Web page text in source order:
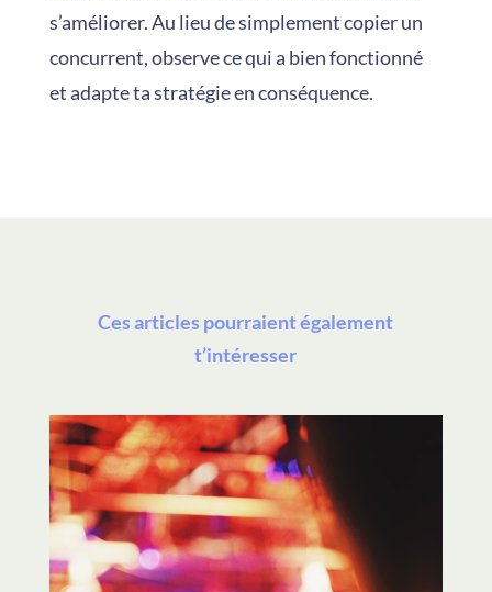
s’améliorer. Au lieu de simplement copier un
concurrent, observe ce qui a bien fonctionné
et adapte ta stratégie en conséquence.
Ces articles pourraient également
t’intéresser